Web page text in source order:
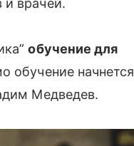
врачей.
обучение для
обучение начнется
Медведев.